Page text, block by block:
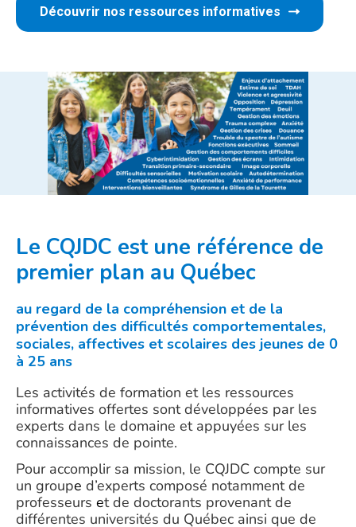
Découvrir nos ressources informatives
Le CQJDC est une référence de
premier plan au Québec
au regard de la compréhension et de la
prévention des difficultés comportementales,
sociales, affectives et scolaires des jeunes de 0
à 25 ans
Les activités de formation et les ressources
informatives offertes sont développées par les
experts dans le domaine et appuyées sur les
connaissances de pointe.
Pour accomplir sa mission, le CQJDC compte sur
un groupe d’experts composé notamment de
professeurs et de doctorants provenant de
différentes universités du Québec ainsi que de